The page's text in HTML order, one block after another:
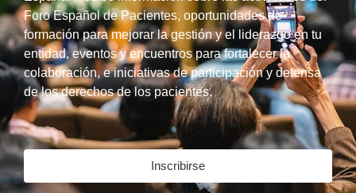
Foro Español de Pacientes, oportunidades de
formación para mejorar la gestión y el liderazgo en tu
entidad, eventos y encuentros para fortalecer la
colaboración, e iniciativas de participación y defensa
de los derechos de los pacientes.
Inscribirse